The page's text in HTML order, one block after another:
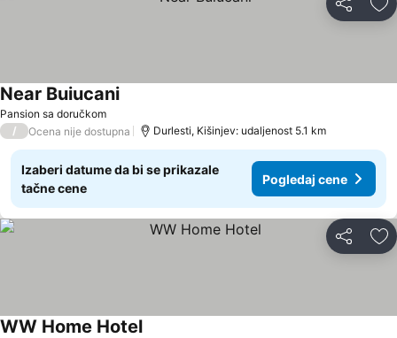
Deli
Pansion sa doručkom
Near Buiucani
/ Ocena nije dostupna Durlesti, Kišinjev: udaljenost 5.1 km
Izaberi datume da bi se prikazale
tačne cene
Pogledaj cene
Deli
WW Home Hotel